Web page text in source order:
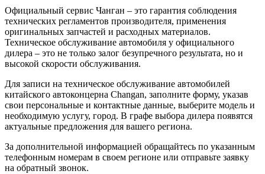
Официальный сервис Чанган – это гарантия соблюдения
технических регламентов производителя, применения
оригинальных запчастей и расходных материалов.
Техническое обслуживание автомобиля у официального
дилера – это не только залог безупречного результата, но и
высокой скорости обслуживания.
Для записи на техническое обслуживание автомобилей
китайского автоконцерна Changan, заполните форму, указав
свои персональные и контактные данные, выберите модель и
необходимую услугу, город. В графе выбора дилера появятся
актуальные предложения для вашего региона.
За дополнительной информацией обращайтесь по указанным
телефонным номерам в своем регионе или отправьте заявку
на обратный звонок.